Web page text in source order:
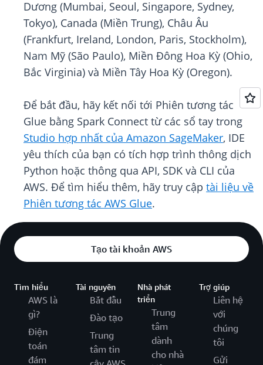
Dương (Mumbai, Seoul, Singapore, Sydney,
Tokyo), Canada (Miền Trung), Châu Âu
(Frankfurt, Ireland, London, Paris, Stockholm),
Nam Mỹ (São Paulo), Miền Đông Hoa Kỳ (Ohio,
Bắc Virginia) và Miền Tây Hoa Kỳ (Oregon).
Để bắt đầu, hãy kết nối tới Phiên tương tác
Glue bằng Spark Connect từ các sổ tay trong
Studio hợp nhất của Amazon SageMaker, IDE
yêu thích của bạn có tích hợp trình thông dịch
Python hoặc thông qua API, SDK và CLI của
AWS. Để tìm hiểu thêm, hãy truy cập tài liệu về
Phiên tương tác AWS Glue.
Tạo tài khoản AWS
Tìm hiểu
AWS là
gì?
Điện
toán
đám
Tài nguyên
Bắt đầu
Đào tạo
Trung
tâm tin
Nhà phát
triển
Trung
tâm
dành
cho nhà
Trợ giúp
Liên hệ
với
chúng
tôi
Gửi